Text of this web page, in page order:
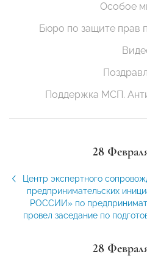
Особое
Бюро по защите прав
Поддержка МСП.
28
Центр экспертного
предпринимательских
РОССИИ» по
провел заседание по
28